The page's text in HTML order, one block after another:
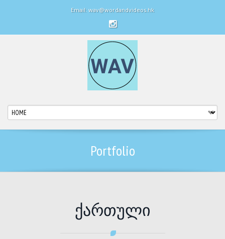
Email: wav@wordandvideos.hk
Portfolio
ქართული